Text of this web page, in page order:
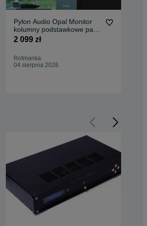
Pylon Audio Opal Monitor
kolumny podstawkowe para
nowe 5 lat gw
2 099 zł
Rotmanka
04 sierpnia 2026